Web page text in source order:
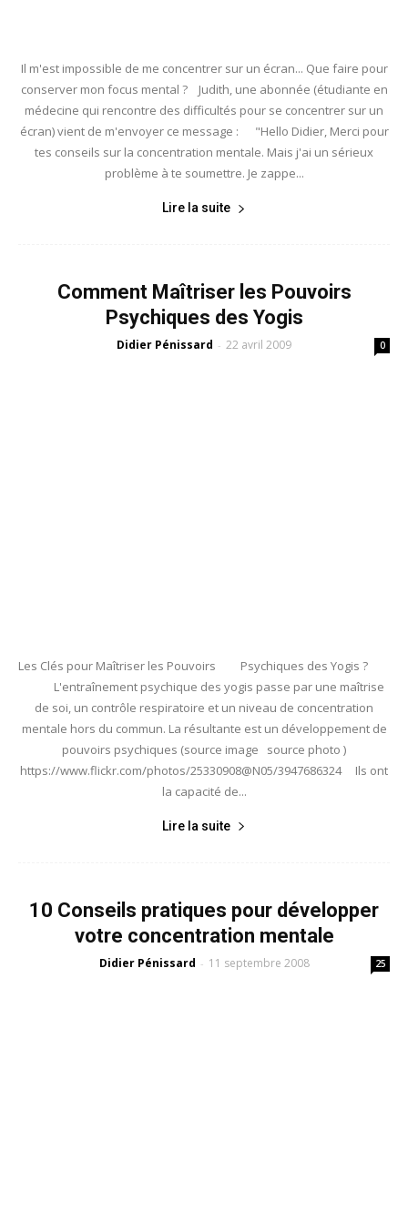
Il m'est impossible de me concentrer sur un écran... Que faire pour
conserver mon focus mental ? Judith, une abonnée (étudiante en
médecine qui rencontre des difficultés pour se concentrer sur un
écran) vient de m'envoyer ce message : "Hello Didier, Merci pour
tes conseils sur la concentration mentale. Mais j'ai un sérieux
problème à te soumettre. Je zappe...
Lire la suite
Comment Maîtriser les Pouvoirs
Psychiques des Yogis
Didier Pénissard - 22 avril 2009 0
Les Clés pour Maîtriser les Pouvoirs Psychiques des Yogis ?
L'entraînement psychique des yogis passe par une maîtrise
de soi, un contrôle respiratoire et un niveau de concentration
mentale hors du commun. La résultante est un développement de
pouvoirs psychiques (source image source photo )
https://www.flickr.com/photos/25330908@N05/3947686324 Ils ont
la capacité de...
Lire la suite
10 Conseils pratiques pour développer
votre concentration mentale
Didier Pénissard - 11 septembre 2008 25